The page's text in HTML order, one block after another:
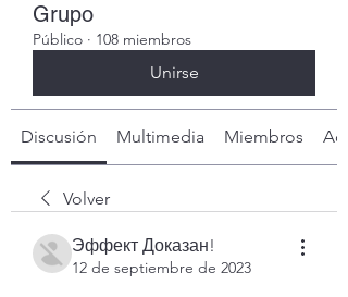
Grupo
Público · 108 miembros
Unirse
Discusión Multimedia Miembros
Volver
Эффект Доказан!
12 de septiembre de 2023